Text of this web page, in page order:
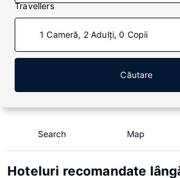
Travellers
1 Cameră, 2 Adulți, 0 Copii
Căutare
Search Map
Hoteluri recomandate